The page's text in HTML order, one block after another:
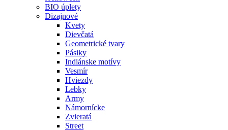
BIO úplety
Dizajnové
Kvety
Dievčatá
Geometrické tvary
Pásiky
Indiánske motívy
Vesmír
Hviezdy
Lebky
Army
Námornícke
Zvieratá
Street